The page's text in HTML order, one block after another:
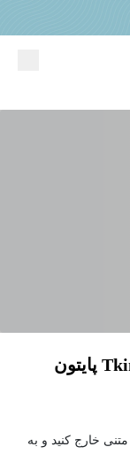
خارج کنید و به